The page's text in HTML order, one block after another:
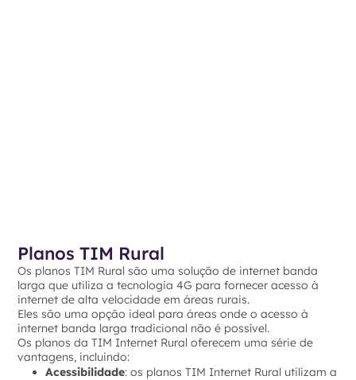
Planos TIM Rural
Os planos TIM Rural são uma solução de internet banda
larga que utiliza a tecnologia 4G para fornecer acesso à
internet de alta velocidade em áreas rurais.
Eles são uma opção ideal para áreas onde o acesso à
internet banda larga tradicional não é possível.
Os planos da TIM Internet Rural oferecem uma série de
vantagens, incluindo:
Acessibilidade: os planos TIM Internet Rural utilizam a